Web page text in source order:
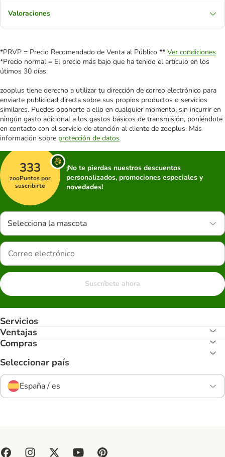
Valoraciones
*PRVP = Precio Recomendado de Venta al Público ** Ver condiciones
*Precio normal = El precio más bajo que ha tenido el artículo en los
útimos 30 días.
zooplus tiene derecho a utilizar tu dirección de correo electrónico para
enviarte publicidad directa sobre sus propios productos o servicios
similares. Puedes oponerte a ello en cualquier momento, sin incurrir en
ningún gasto adicional a los gastos básicos de transmisión, poniéndote
en contacto con el servicio de atención al cliente de zooplus. Más
información sobre protección de datos
333
zooPuntos por
suscribirte
¡No te pierdas nuestros descuentos
personalizados, promociones especiales y
novedades!
Selecciona la mascota
Suscríbete ahora
Servicios
Ventajas
Compras
Seleccionar país
España / es